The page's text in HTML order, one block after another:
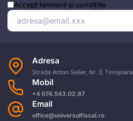
Accept termenii și condițiile
Adresa
Strada Anton Seiler, Nr. 3, Timișoara
Mobil
+4 074.543.02.87
Email
office@universulfiscal.ro